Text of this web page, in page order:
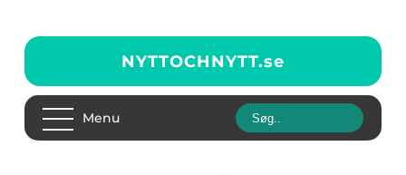
NYTTOCHNYTT.se
Menu